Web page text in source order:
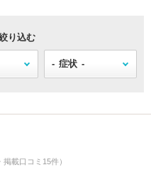
り込む
載口コミ15件）